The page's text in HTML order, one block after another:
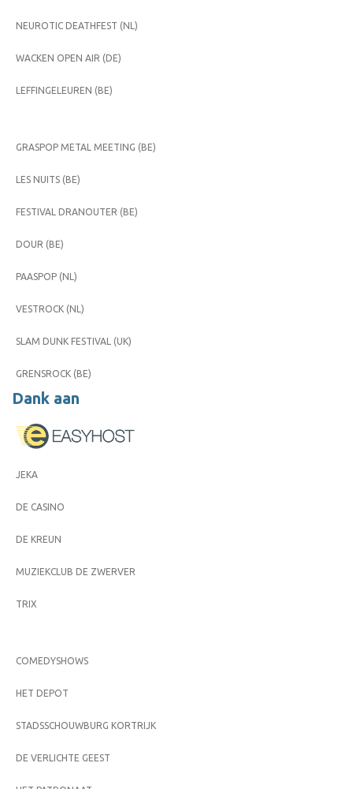
NEUROTIC DEATHFEST (NL)
WACKEN OPEN AIR (DE)
LEFFINGELEUREN (BE)
GRASPOP METAL MEETING (BE)
LES NUITS (BE)
FESTIVAL DRANOUTER (BE)
DOUR (BE)
PAASPOP (NL)
VESTROCK (NL)
SLAM DUNK FESTIVAL (UK)
GRENSROCK (BE)
Dank aan
JEKA
DE CASINO
DE KREUN
MUZIEKCLUB DE ZWERVER
TRIX
COMEDYSHOWS
HET DEPOT
STADSSCHOUWBURG KORTRIJK
DE VERLICHTE GEEST